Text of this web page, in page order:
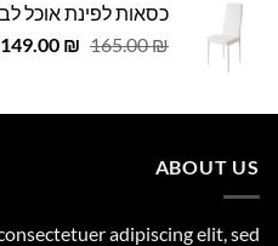
היה:
29.00 ₪.
₪.
כסאות לפינת אוכל
165.00₪
המחיר
165.00 ₪.
149.00 ₪
ABOUT US
adipiscing elit, sed